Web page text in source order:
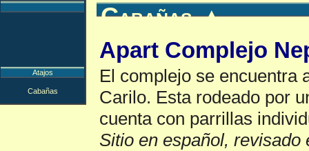
Cabañas▲
Apart Complejo
El complejo se encuentra
Carilo. Esta rodeado por
cuenta con parrillas
Sitio en español, revisado
Atajos
Cabañas